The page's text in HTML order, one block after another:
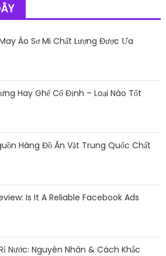
Áo Sơ Mi Chất Lượng Được Ưa
Hay Ghế Cố Định – Loại Nào Tốt
Hàng Đồ Ăn Vặt Trung Quốc Chất
Is It A Reliable Facebook Ads
Nước: Nguyên Nhân & Cách Khắc